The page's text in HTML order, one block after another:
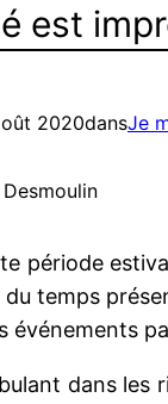
est
2020dansJe
période
du temps
événements
dans les